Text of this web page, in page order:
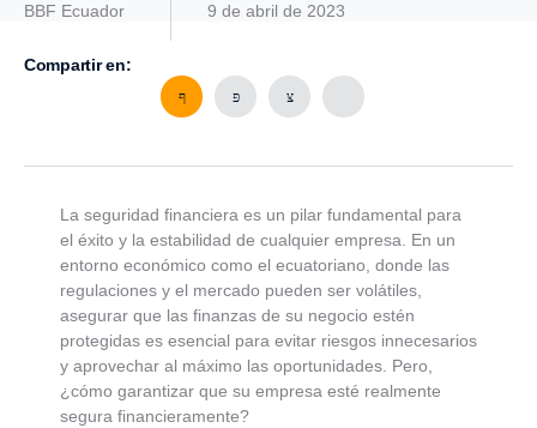
BBF Ecuador
9 de abril de 2023
Compartir en:
La seguridad financiera es un pilar fundamental para
el éxito y la estabilidad de cualquier empresa. En un
entorno económico como el ecuatoriano, donde las
regulaciones y el mercado pueden ser volátiles,
asegurar que las finanzas de su negocio estén
protegidas es esencial para evitar riesgos innecesarios
y aprovechar al máximo las oportunidades. Pero,
¿cómo garantizar que su empresa esté realmente
segura financieramente?